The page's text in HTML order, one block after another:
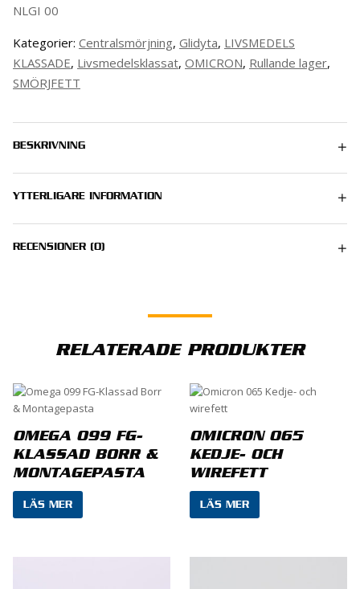
NLGI 00
Kategorier: Centralsmörjning, Glidyta, LIVSMEDELS
KLASSADE, Livsmedelsklassat, OMICRON, Rullande lager,
SMÖRJFETT
BESKRIVNING
YTTERLIGARE INFORMATION
RECENSIONER (0)
BLI FÖRST MED ATT RECENSERA ”OMICRON 058
FG-KLASSAT MASKINFETT”
Din e-postadress kommer inte publiceras.
Obligatoriska fält är märkta
*
Ditt betyg*
Din recension
RELATERADE PRODUKTER
OMEGA 099 FG-
KLASSAD BORR &
MONTAGEPASTA
LÄS MER
OMICRON 065
KEDJE- OCH
WIREFETT
LÄS MER